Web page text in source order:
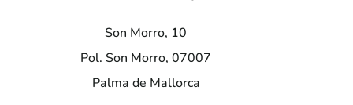
Son Morro, 10
Pol. Son Morro, 07007
Palma de Mallorca